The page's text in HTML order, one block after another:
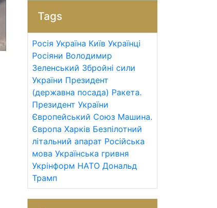
Tags
Росія Україна Київ Українці
Росіяни Володимир
Зеленський Збройні сили
України Президент
(державна посада) Ракета.
Президент України
Європейський Союз Машина.
Європа Харків Безпілотний
літальний апарат Російська
мова Українська гривня
Укрінформ НАТО Дональд
Трамп